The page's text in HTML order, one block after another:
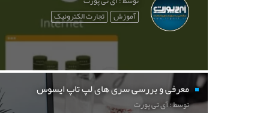
آموزش تجارت الکترونیک
معرفی و بررسی سری های لپ تاپ ایسوس
توسط : آی تی پورت